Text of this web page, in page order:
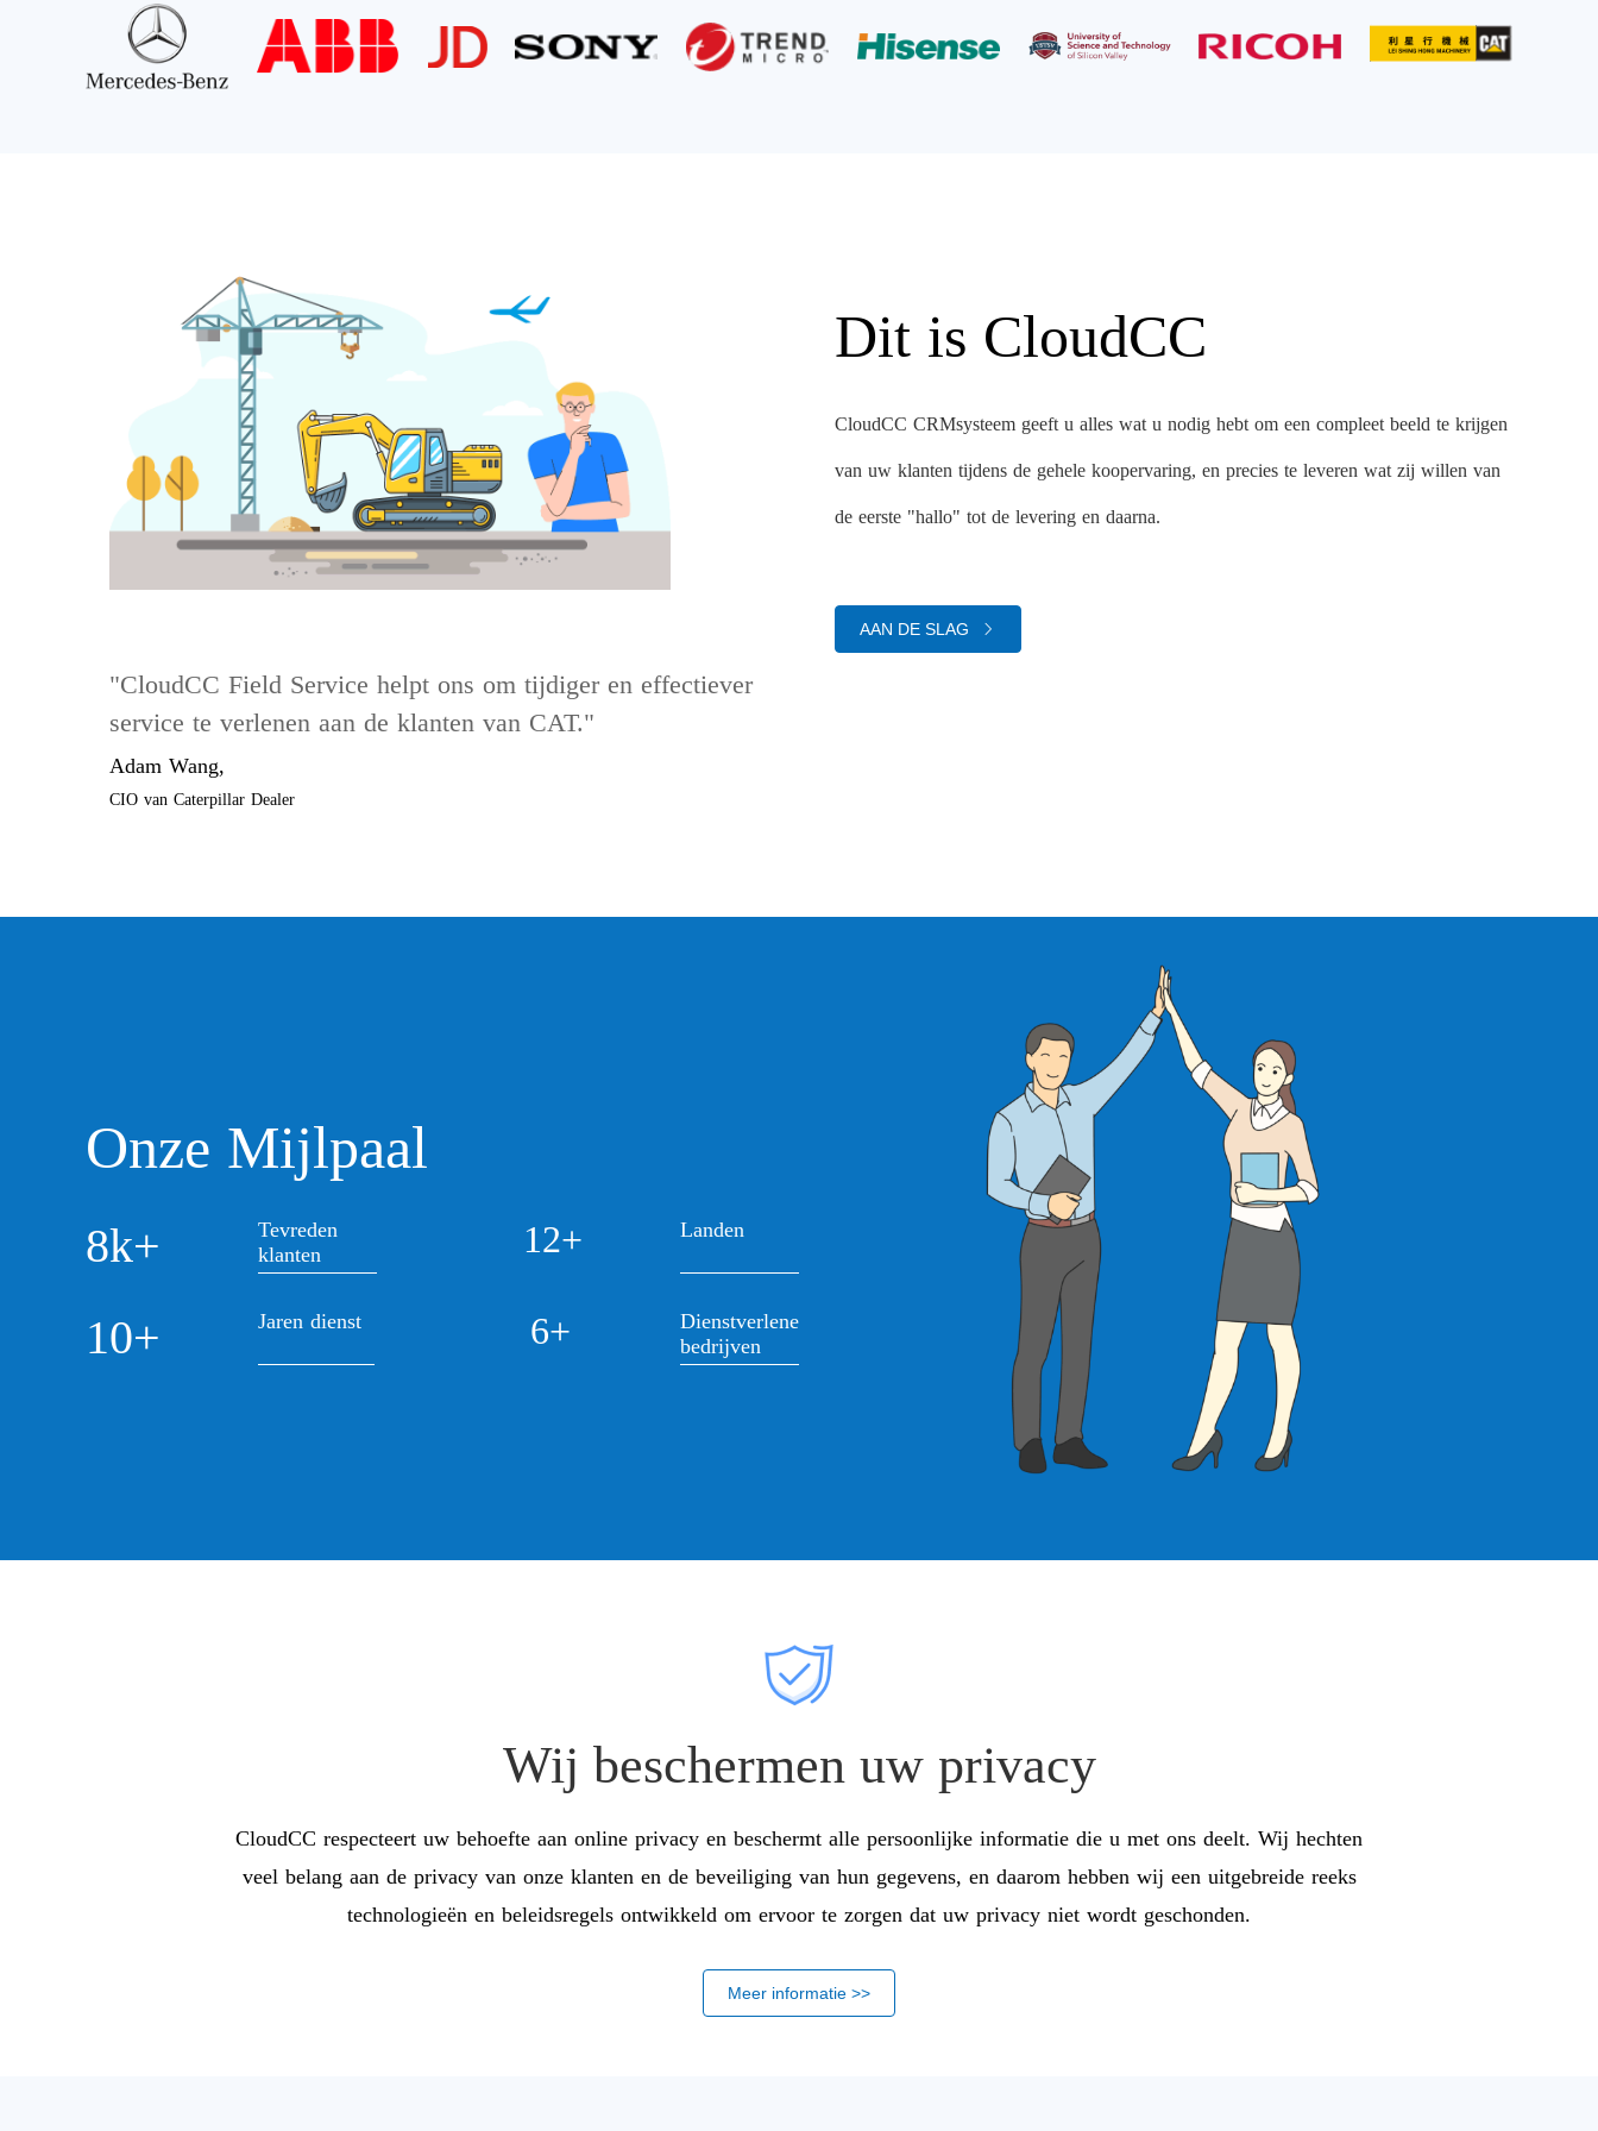
"CloudCC Field Service helpt ons om tijdiger en effectiever
service te verlenen aan de klanten van CAT."
Adam Wang,
CIO van Caterpillar Dealer
Dit is CloudCC
CloudCC CRMsysteem geeft u alles wat u nodig hebt om een compleet beeld te krijgen
van uw klanten tijdens de gehele koopervaring, en precies te leveren wat zij willen van
de eerste "hallo" tot de levering en daarna.
AAN DE SLAG
Onze Mijlpaal
8k+
Tevreden
klanten
12+ Landen
10+ Jaren dienst 6+
Dienstverlenende
bedrijven
Wij beschermen uw privacy
CloudCC respecteert uw behoefte aan online privacy en beschermt alle persoonlijke informatie die u met ons deelt. Wij hechten
veel belang aan de privacy van onze klanten en de beveiliging van hun gegevens, en daarom hebben wij een uitgebreide reeks
technologieën en beleidsregels ontwikkeld om ervoor te zorgen dat uw privacy niet wordt geschonden.
Meer informatie >>